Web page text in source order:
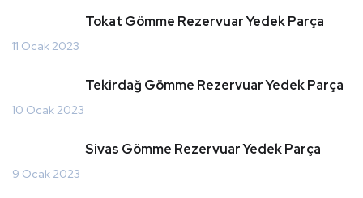
Tokat Gömme Rezervuar Yedek Parça
11 Ocak 2023
Tekirdağ Gömme Rezervuar Yedek Parça
10 Ocak 2023
Sivas Gömme Rezervuar Yedek Parça
9 Ocak 2023